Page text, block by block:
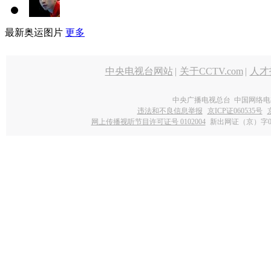
最新奥运图片 更多
中央电视台网站 | 关于CCTV.com | 人
中央广播电视总台 中国网络
违法和不良信息举报
京ICP证060535号
网上传播视听节目许可证号 0102004 新出网证（京）